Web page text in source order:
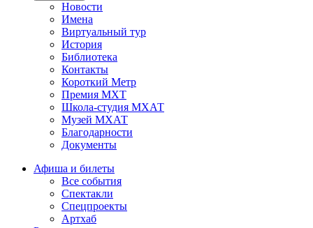
Новости
Имена
Виртуальный тур
История
Библиотека
Контакты
Короткий Метр
Премия МХТ
Школа-студия МХАТ
Музей МХАТ
Благодарности
Документы
Афиша и билеты
Все события
Спектакли
Спецпроекты
Артхаб